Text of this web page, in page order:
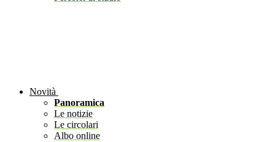
Novità
Panoramica
Le notizie
Le circolari
Albo online